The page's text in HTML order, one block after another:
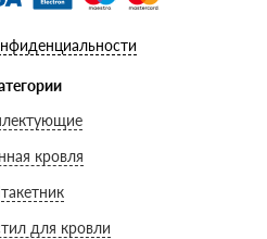
кровля
для кровли